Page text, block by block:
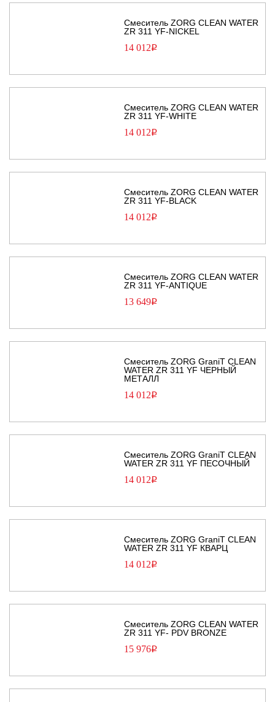
Смеситель ZORG CLEAN WATER
ZR 311 YF-NICKEL
14 012Р
Смеситель ZORG CLEAN WATER
ZR 311 YF-WHITE
14 012Р
Смеситель ZORG CLEAN WATER
ZR 311 YF-BLACK
14 012Р
Смеситель ZORG CLEAN WATER
ZR 311 YF-ANTIQUE
13 649Р
Смеситель ZORG GraniT CLEAN
WATER ZR 311 YF ЧЕРНЫЙ
МЕТАЛЛ
14 012Р
Смеситель ZORG GraniT CLEAN
WATER ZR 311 YF ПЕСОЧНЫЙ
14 012Р
Смеситель ZORG GraniT CLEAN
WATER ZR 311 YF КВАРЦ
14 012Р
Смеситель ZORG CLEAN WATER
ZR 311 YF- PDV BRONZE
15 976Р